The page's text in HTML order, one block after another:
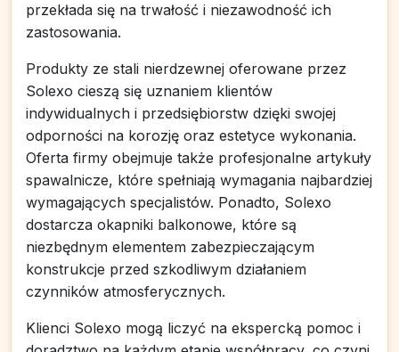
przekłada się na trwałość i niezawodność ich
zastosowania.
Produkty ze stali nierdzewnej oferowane przez
Solexo cieszą się uznaniem klientów
indywidualnych i przedsiębiorstw dzięki swojej
odporności na korozję oraz estetyce wykonania.
Oferta firmy obejmuje także profesjonalne artykuły
spawalnicze, które spełniają wymagania najbardziej
wymagających specjalistów. Ponadto, Solexo
dostarcza okapniki balkonowe, które są
niezbędnym elementem zabezpieczającym
konstrukcje przed szkodliwym działaniem
czynników atmosferycznych.
Klienci Solexo mogą liczyć na ekspercką pomoc i